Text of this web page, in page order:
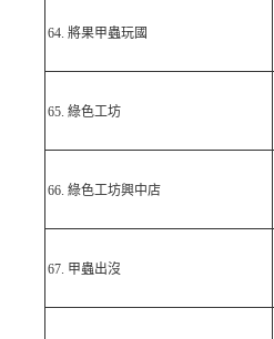
64. 將果甲蟲玩國
65. 綠色工坊
66. 綠色工坊興中店
67. 甲蟲出沒